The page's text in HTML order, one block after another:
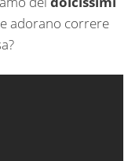
adorano correre